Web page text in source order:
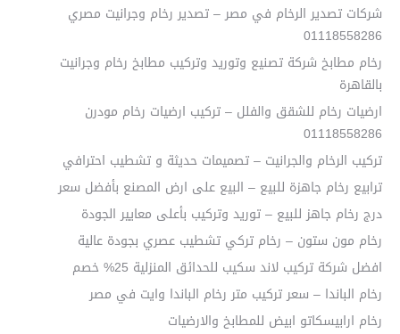
شركات تصدير الرخام في مصر – تصدير رخام وجرانيت مصري
01118558286
رخام مطابخ شركة تصنيع وتوريد وتركيب مطابخ رخام وجرانيت
بالقاهرة
ارضيات رخام للشقق والفلل – تركيب ارضيات رخام مودرن
01118558286
تركيب الرخام والجرانيت – تصميمات حديثة و تشطيب احترافي
ترابيع رخام جاهزة للبيع – البيع على ارض المصنع بأفضل سعر
درج رخام جاهز للبيع – توريد وتركيب بأعلى معايير الجودة
رخام مون ستون – رخام تركي تشطيب عصري بجودة عالية
افضل شركة تركيب لاند سكيب للحدائق المنزلية 25% خصم
رخام الباندا – سعر تركيب متر رخام الباندا وايت في مصر
رخام ارابيسكاتو ابيض للمطابخ والارضيات